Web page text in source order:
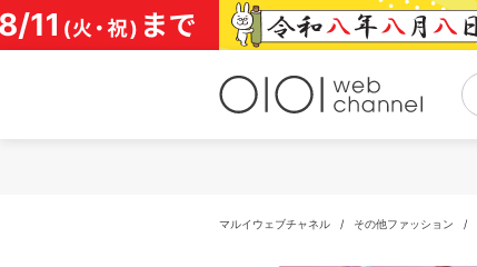
コ
ン
テ
マルイウェブチャネル / その他ファッション /